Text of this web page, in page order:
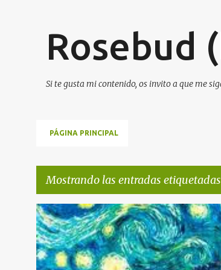
Rosebud
Si te gusta mi contenido, os invito a que me
PÁGINA PRINCIPAL
Mostrando las entradas
E
n
t
MIDNIGTH IN PARÍS